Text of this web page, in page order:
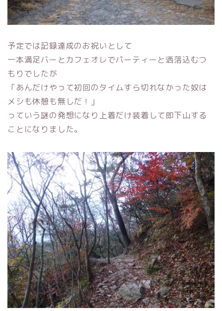
予定では記録達成のお祝いとして
一本満足バーとカフェオレでパーティーと洒落込むつ
もりでしたが
「あんだけやって初回のタイムすら切れなかった奴は
メシも休憩も無しだ！」
っていう謎の発想になり上着だけ装着して即下山する
ことになりました。